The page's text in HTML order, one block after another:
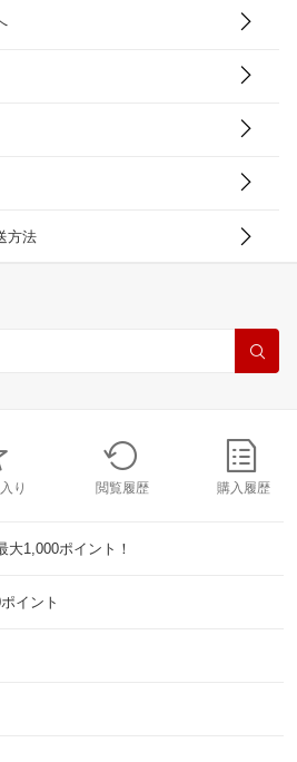
方法
り 閲覧履歴 購入履歴
1,000ポイント！
イント